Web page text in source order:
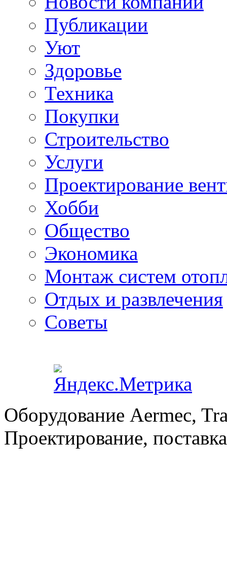
Публикации
Уют
Здоровье
Техника
Покупки
Строительство
Услуги
Проектирование
Хобби
Общество
Экономика
Монтаж систем
Отдых и развлечения
Советы
Оборудование Aermec,
Проектирование,